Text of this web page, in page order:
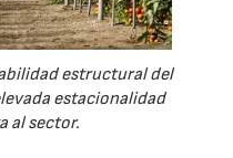
estructural del
estacionalidad
al sector.